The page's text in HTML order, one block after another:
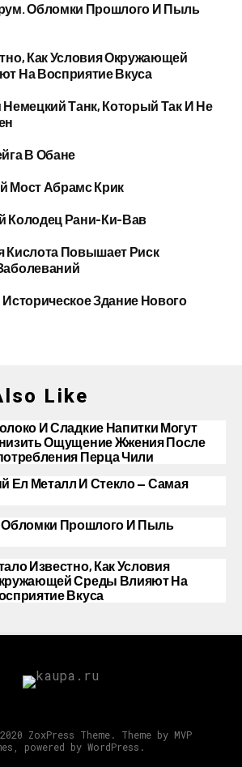
Обломки Прошлого И Пыль
Как Условия Окружающей
На Восприятие Вкуса
Танк, Который Так И Не
В Обане
Мост Абрамс Крик
Колодец Рани-Ки-Вав
Кислота Повышает Риск
Здание Нового
Like
И Сладкие Напитки Могут
Ощущение Жжения После
Перца Чили
Ел Металл И Стекло — Самая
Прошлого И Пыль
Известно, Как Условия
Среды Влияют На
Вкуса
ZoxPress Theme. Theme by MVP
powered by WordPress.